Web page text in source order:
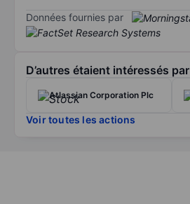
Données fournies par
D’autres étaient intéressés par
Atlassian Corporation Plc
Voir toutes les actions